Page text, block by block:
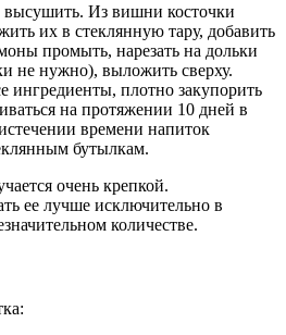
Из вишни косточки
их в стеклянную тару, добавить
промыть, нарезать на дольки
не нужно), выложить сверху.
ингредиенты, плотно закупорить
на протяжении 10 дней в
времени напиток
бутылкам.
очень крепкой.
ее лучше исключительно в
количестве.